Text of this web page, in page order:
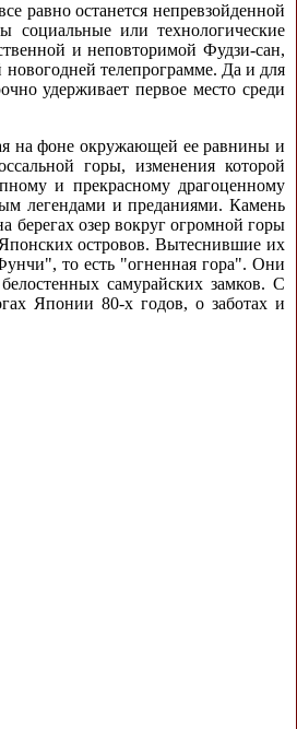
равно останется непревзойденной
или технологические
и неповторимой Фудзи-сан,
телепрограмме. Да и для
удерживает первое место среди
на фоне окружающей ее равнины и
горы, изменения которой
и прекрасному драгоценному
легендами и преданиями. Камень
берегах озер вокруг огромной горы
островов. Вытеснившие их
то есть "огненная гора". Они
самурайских замков. С
Японии 80-х годов, о заботах и